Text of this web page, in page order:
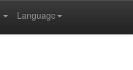
Language